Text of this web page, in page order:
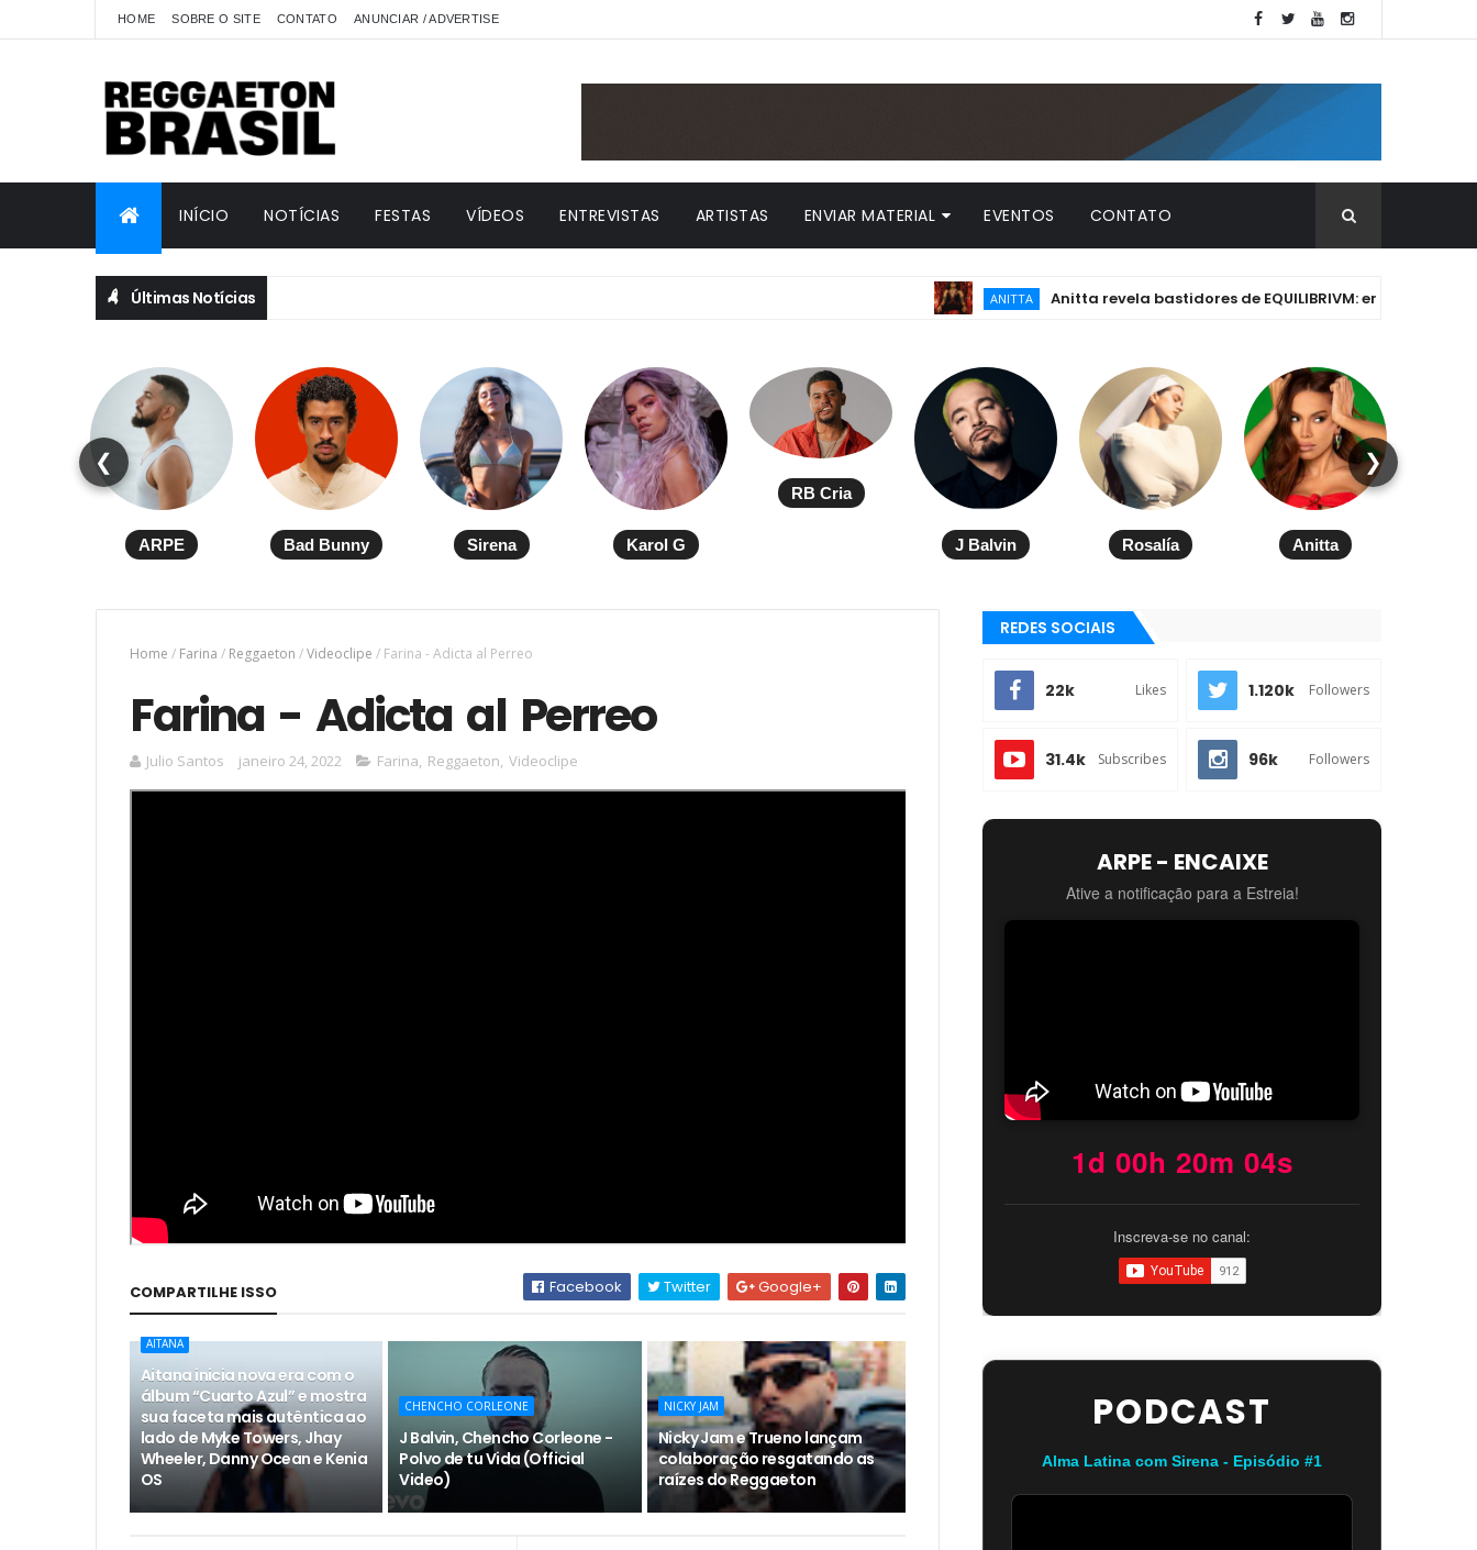
HOME SOBRE O SITE CONTATO ANUNCIAR / ADVERTISE
INÍCIO NOTÍCIAS FESTAS VÍDEOS ENTREVISTAS ARTISTAS ENVIAR MATERIAL EVENTOS CONTATO
Últimas Notícias ANITTA Anitta revela bastidores de EQUILIBRIVM: emoção, essência
❮
ARPE Bad Bunny Sirena Karol G
RB Cria
J Balvin Rosalía Anitta
❯
Home / Farina / Reggaeton /Videoclipe / Farina - Adicta al Perreo
Farina - Adicta al Perreo
Julio Santos janeiro 24, 2022 Farina, Reggaeton, Videoclipe
COMPARTILHE ISSO Facebook Twitter Google+
AITANA
Aitana inicia nova era com o
álbum “Cuarto Azul” e mostra
sua faceta mais autêntica ao
lado de Myke Towers, Jhay
Wheeler, Danny Ocean e Kenia
OS
CHENCHO CORLEONE
J Balvin, Chencho Corleone -
Polvo de tu Vida (Official
Video)
NICKY JAM
Nicky Jam e Trueno lançam
colaboração resgatando as
raízes do Reggaeton
REDES SOCIAIS
22k Likes 1.120k Followers
31.4k Subscribes 96k Followers
ARPE - ENCAIXE
Ative a notificação para a Estreia!
1d 00h 20m 03s
Inscreva-se no canal:
PODCAST
Alma Latina com Sirena - Episódio #1